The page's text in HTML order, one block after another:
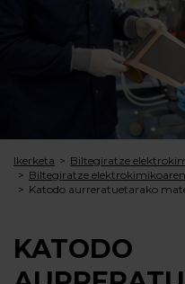
Ikerketa
Biltegiratze
Biltegiratze
Katodo aurreratuetarako
KATODO